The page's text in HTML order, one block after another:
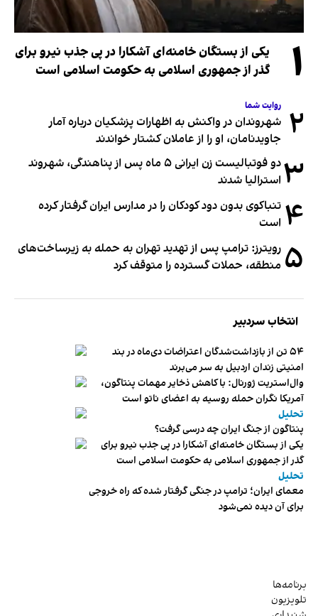
۱
یکی از بستگان خامنه‌ای آشکارا در پی جذب نیرو برای
گذر از جمهوری اسلامی به حکومت اسلامی است
۲ روایت شما
شهروندان در واکنش به اظهارات پزشکیان درباره آمار
جاویدنامان، او را از عاملان کشتار خواندند
۳
دو فوتبالیست زن ایرانی ۵ ماه پس از پناهندگی، شهروند
استرالیا شدند
۴ تنباکوی بدون دود کودکان را در مدارس ایران گرفتار کرده
است
۵ رویترز: ترامپ پس از تهدید تهران به حمله به زیرساخت‌های
منطقه، حملات گسترده را متوقف کرد
انتخاب سردبیر
۵۴ تن از بازداشت‌شدگان اعتراضات دی‌ماه در بند
امنیتی زندان اردبیل به سر می‌برند
وال‌استریت ژورنال: با کاهش ذخایر مهمات پنتاگون،
آمریکا نگران حمله روسیه به اعضای ناتو‌ است
تحلیل
پنتاگون از جنگ ایران چه درسی گرفت؟
یکی از بستگان خامنه‌ای آشکارا در پی جذب نیرو برای
گذر از جمهوری اسلامی به حکومت اسلامی است
تحلیل
معمای ایران؛ ترامپ در جنگی گرفتار شده که راه خروجی
برای آن دیده نمی‌شود
برنامه‌ها
تلویزیون